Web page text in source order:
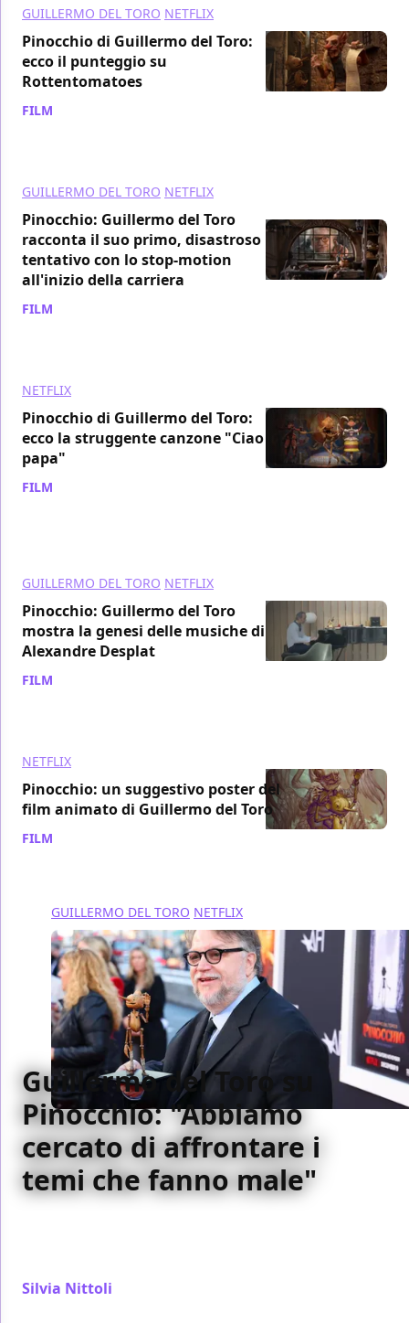
GUILLERMO DEL TORO NETFLIX
Pinocchio di Guillermo del Toro:
ecco il punteggio su
Rottentomatoes
FILM
GUILLERMO DEL TORO NETFLIX
Pinocchio: Guillermo del Toro
racconta il suo primo, disastroso
tentativo con lo stop-motion
all'inizio della carriera
FILM
NETFLIX
Pinocchio di Guillermo del Toro:
ecco la struggente canzone "Ciao
papa"
FILM
GUILLERMO DEL TORO NETFLIX
Pinocchio: Guillermo del Toro
mostra la genesi delle musiche di
Alexandre Desplat
FILM
NETFLIX
Pinocchio: un suggestivo poster del
film animato di Guillermo del Toro
FILM
GUILLERMO DEL TORO NETFLIX
Guillermo del Toro su
Pinocchio: "Abbiamo
cercato di affrontare i
temi che fanno male"
Silvia Nittoli